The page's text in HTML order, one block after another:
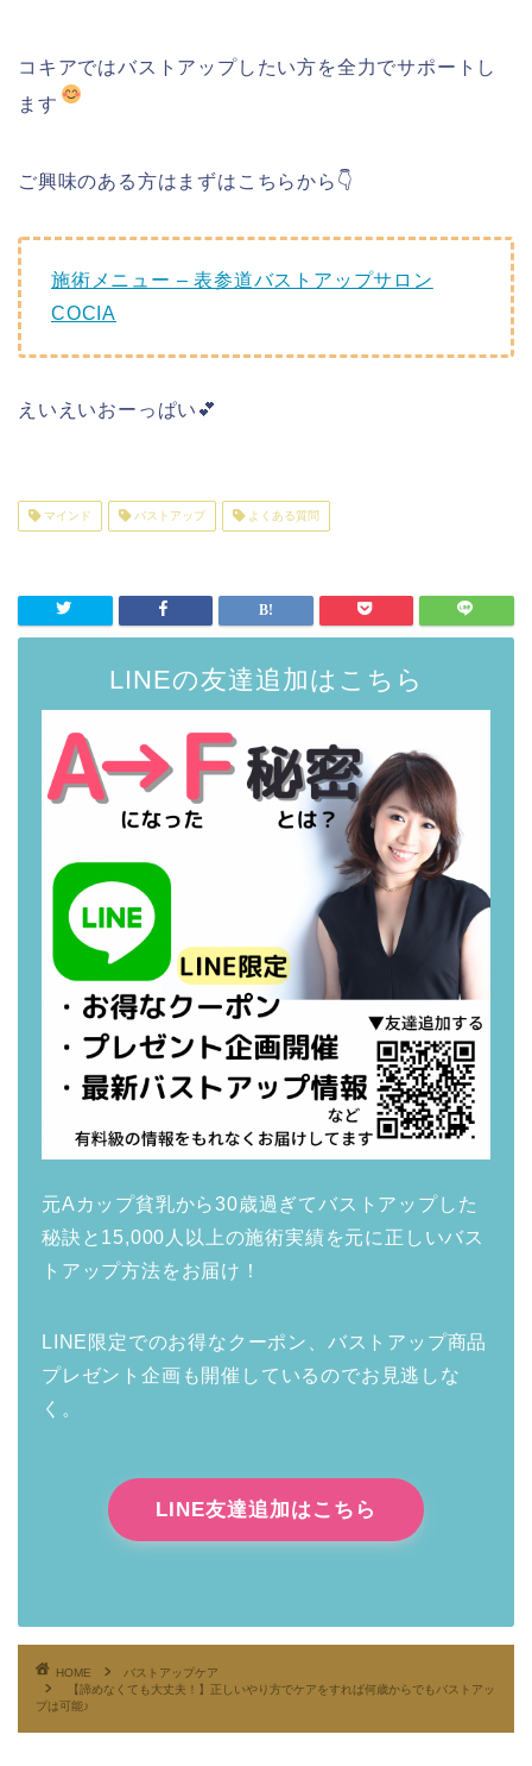
コキアではバストアップしたい方を全力でサポートし
ます
ご興味のある方はまずはこちらから👇
施術メニュー – 表参道バストアップサロン
COCIA
えいえいおーっぱい💕
マインド バストアップ よくある質問
LINEの友達追加はこちら
元Aカップ貧乳から30歳過ぎてバストアップした
秘訣と15,000人以上の施術実績を元に正しいバス
トアップ方法をお届け！
LINE限定でのお得なクーポン、バストアップ商品
プレゼント企画も開催しているのでお見逃しな
く。
LINE友達追加はこちら
HOME
バストアップケア
【諦めなくても大丈夫！】正しいやり方でケアをすれば何歳からでもバストアッ
プは可能♪